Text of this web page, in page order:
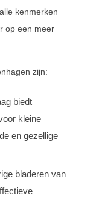
kenmerken
op een meer
zijn:
biedt
kleine
en gezellige
bladeren van